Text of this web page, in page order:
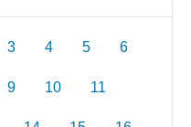
3 4 5 6
9 10 11